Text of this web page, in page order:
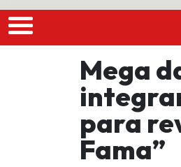
Mega
para
Fama”